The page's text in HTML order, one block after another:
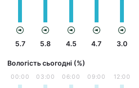
5.7 5.8 4.5 4.7 3.0
Вологість сьогодні (%)
00:00 03:00 06:00 09:00 12:00